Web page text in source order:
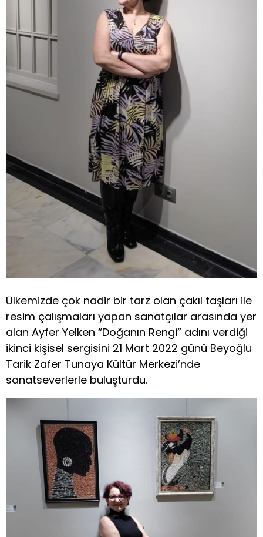
Ülkemizde çok nadir bir tarz olan çakıl taşları ile
resim çalışmaları yapan sanatçılar arasında yer
alan Ayfer Yelken “Doğanın Rengi” adını verdiği
ikinci kişisel sergisini 21 Mart 2022 günü Beyoğlu
Tarik Zafer Tunaya Kültür Merkezi’nde
sanatseverlerle buluşturdu.